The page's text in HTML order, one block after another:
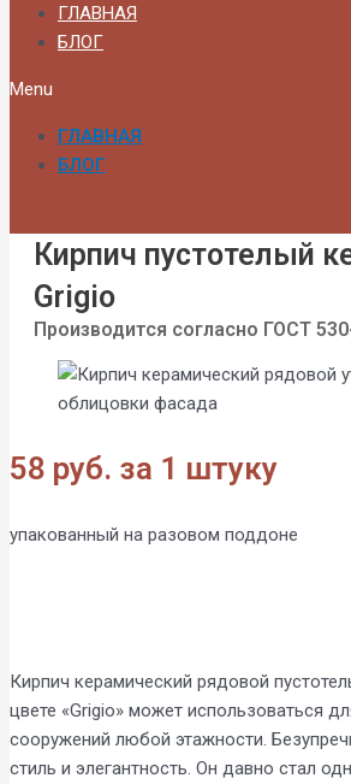
ГЛАВНАЯ
БЛОГ
Menu
ГЛАВНАЯ
БЛОГ
Кирпич пустотелый
Grigio
Производится согласно ГОСТ
58 руб. за 1 штуку
упакованный на разовом поддоне
Кирпич керамический рядовой
цвете «Grigio» может использоваться
сооружений любой этажности.
стиль и элегантность. Он давно стал